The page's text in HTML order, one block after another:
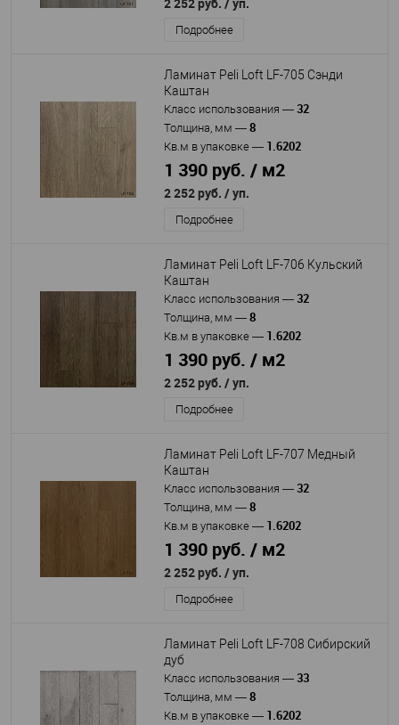
Подробнее
Ламинат Peli Loft LF-705 Сэнди
Каштан
Класс использования — 32
Толщина, мм — 8
Кв.м в упаковке — 1.6202
1 390 руб. / м2
2 252 руб. / уп.
Подробнее
Ламинат Peli Loft LF-706 Кульский
Каштан
Класс использования — 32
Толщина, мм — 8
Кв.м в упаковке — 1.6202
1 390 руб. / м2
2 252 руб. / уп.
Подробнее
Ламинат Peli Loft LF-707 Медный
Каштан
Класс использования — 32
Толщина, мм — 8
Кв.м в упаковке — 1.6202
1 390 руб. / м2
2 252 руб. / уп.
Подробнее
Ламинат Peli Loft LF-708 Сибирский
дуб
Класс использования — 33
Толщина, мм — 8
Кв.м в упаковке — 1.6202